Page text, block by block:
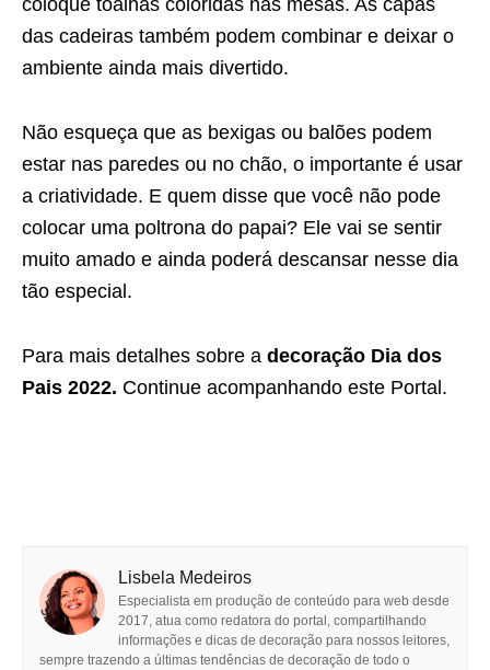
das cadeiras também podem combinar e deixar o
ambiente ainda mais divertido.
Não esqueça que as bexigas ou balões podem
estar nas paredes ou no chão, o importante é usar
a criatividade. E quem disse que você não pode
colocar uma poltrona do papai? Ele vai se sentir
muito amado e ainda poderá descansar nesse dia
tão especial.
Para mais detalhes sobre a decoração Dia dos
Pais 2022. Continue acompanhando este Portal.
Lisbela Medeiros
Especialista em produção de conteúdo para web desde
2017, atua como redatora do portal, compartilhando
informações e dicas de decoração para nossos leitores,
sempre trazendo a últimas tendências de decoração de todo o